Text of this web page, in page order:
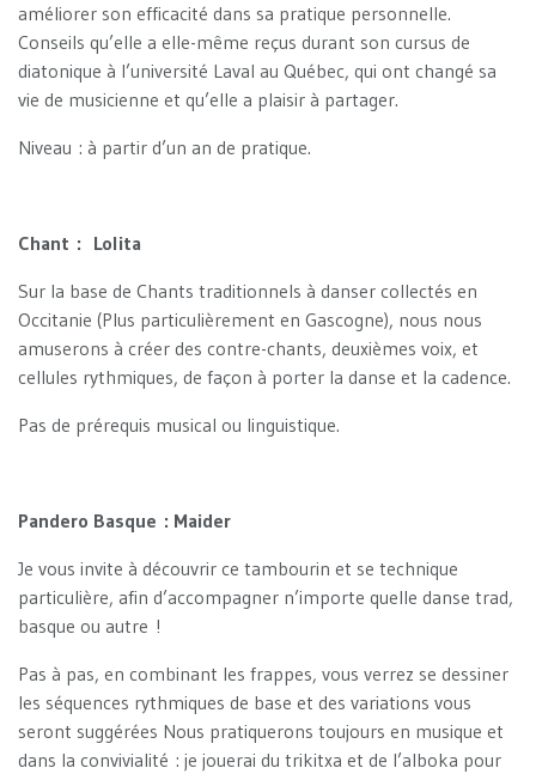
améliorer son efficacité dans sa pratique personnelle.
Conseils qu’elle a elle-même reçus durant son cursus de
diatonique à l’université Laval au Québec, qui ont changé sa
vie de musicienne et qu’elle a plaisir à partager.
Niveau : à partir d’un an de pratique.
Chant : Lolita
Sur la base de Chants traditionnels à danser collectés en
Occitanie (Plus particulièrement en Gascogne), nous nous
amuserons à créer des contre-chants, deuxièmes voix, et
cellules rythmiques, de façon à porter la danse et la cadence.
Pas de prérequis musical ou linguistique.
Pandero Basque : Maider
Je vous invite à découvrir ce tambourin et se technique
particulière, afin d’accompagner n’importe quelle danse trad,
basque ou autre !
Pas à pas, en combinant les frappes, vous verrez se dessiner
les séquences rythmiques de base et des variations vous
seront suggérées Nous pratiquerons toujours en musique et
dans la convivialité : je jouerai du trikitxa et de l’alboka pour